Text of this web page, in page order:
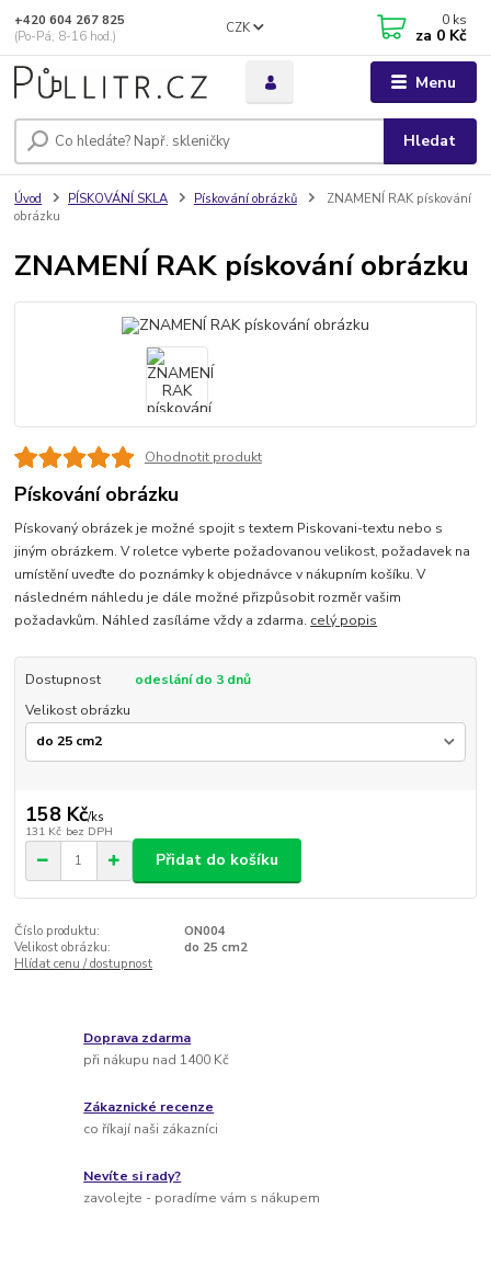
Menu
CZK
Hledat
+420 604 267 825
(Po-Pá, 8-16 hod.)
0 ks
za 0 Kč
Úvod PÍSKOVÁNÍ SKLA Pískování obrázků
ZNAMENÍ RAK pískování
obrázku
ZNAMENÍ RAK pískování obrázku
Ohodnotit produkt
Pískování obrázku
Pískovaný obrázek je možné spojit s textem Piskovani-textu nebo s
jiným obrázkem. V roletce vyberte požadovanou velikost, požadavek na
umístění uveďte do poznámky k objednávce v nákupním košíku. V
následném náhledu je dále možné přizpůsobit rozměr vašim
požadavkům. Náhled zasíláme vždy a zdarma. celý popis
Dostupnost
odeslání do 3 dnů
Velikost obrázku
158 Kč/ks
131 Kč bez DPH
Přidat do košíku
Číslo produktu:
ON004
Velikost obrázku:
do 25 cm2
Hlídat cenu / dostupnost
Doprava zdarma
při nákupu nad 1400 Kč
Zákaznické recenze
co říkají naši zákazníci
Nevíte si rady?
zavolejte - poradíme vám s nákupem